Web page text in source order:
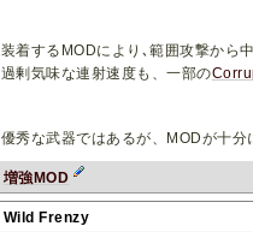
装着するMODにより､範囲攻撃から
過剰気味な連射速度も、一部の
優秀な武器ではあるが、MODが十分
増強MOD
Wild Frenzy